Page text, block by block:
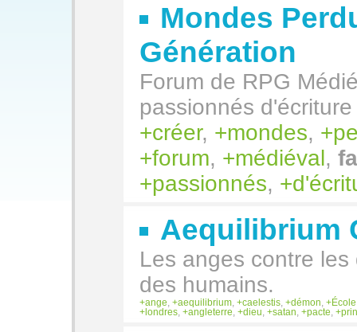
Mondes
Génération
Forum de RPG
passionnés d'écriture
créer, mondes,
forum, médiéval,
passionnés,
Aequilibrium
Les anges contre
des humains.
ange aequilibrium caelestis démon École
londres
angleterre dieu satan pacte